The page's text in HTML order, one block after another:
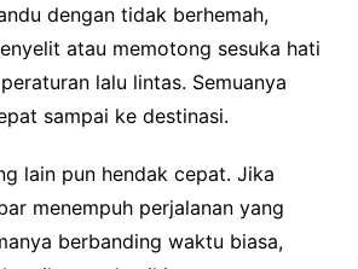
dengan tidak berhemah,
atau memotong sesuka hati
lalu lintas. Semuanya
sampai ke destinasi.
lain pun hendak cepat. Jika
menempuh perjalanan yang
berbanding waktu biasa,